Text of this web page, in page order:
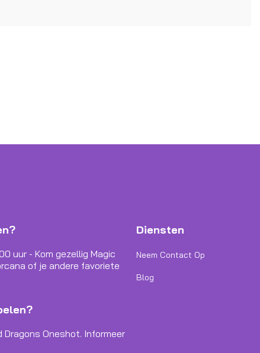
uur - Kom gezellig Magic
of je andere favoriete
Dragons Oneshot. Informeer
Diensten
Neem Contact Op
Blog